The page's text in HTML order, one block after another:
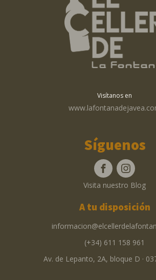
Visítanos en
Síguenos
Visita nuestro Blog
A tu disposición
(+34) 611 158 961
Av. de Lepanto, 2A, bloque D ·